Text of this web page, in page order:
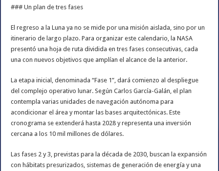
### Un plan de tres fases
El regreso a la Luna ya no se mide por una misión aislada, sino por un
itinerario de largo plazo. Para organizar este calendario, la NASA
presentó una hoja de ruta dividida en tres fases consecutivas, cada
una con nuevos objetivos que amplían el alcance de la anterior.
La etapa inicial, denominada “Fase 1”, dará comienzo al despliegue
del complejo operativo lunar. Según Carlos García-Galán, el plan
contempla varias unidades de navegación autónoma para
acondicionar el área y montar las bases arquitectónicas. Este
cronograma se extenderá hasta 2028 y representa una inversión
cercana a los 10 mil millones de dólares.
Las fases 2 y 3, previstas para la década de 2030, buscan la expansión
con hábitats presurizados, sistemas de generación de energía y una